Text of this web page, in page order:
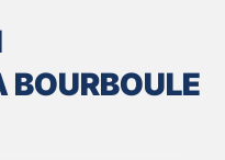
BOURBOULE